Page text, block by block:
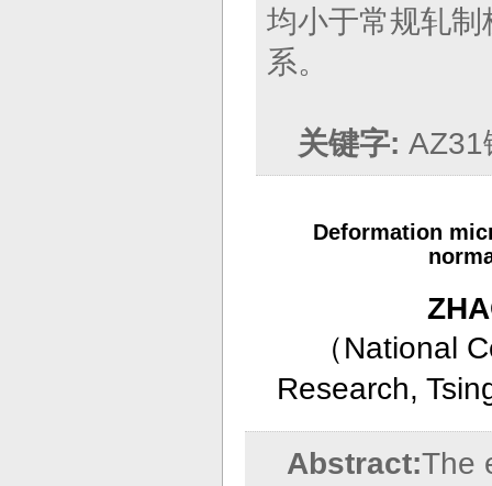
均小于常规轧
系。
关键字: AZ31
Deformation
（National
Research,
Abstract:The